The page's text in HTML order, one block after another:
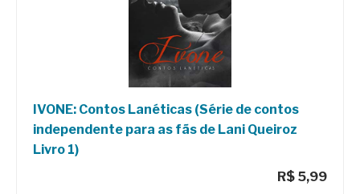
IVONE: Contos Lanéticas (Série de contos
independente para as fãs de Lani Queiroz
Livro 1)
R$ 5,99